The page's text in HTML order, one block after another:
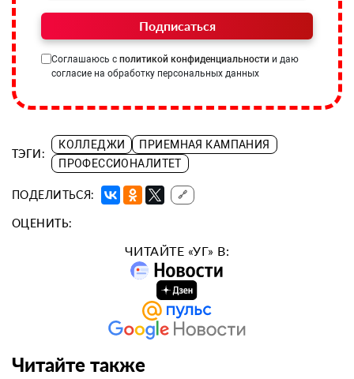
Подписаться
Соглашаюсь с политикой конфиденциальности и даю
согласие на обработку персональных данных
ТЭГИ:
КОЛЛЕДЖИ
ПРИЕМНАЯ КАМПАНИЯ
ПРОФЕССИОНАЛИТЕТ
ПОДЕЛИТЬСЯ: 🔗
ОЦЕНИТЬ:
ЧИТАЙТЕ «УГ» В:
Читайте также